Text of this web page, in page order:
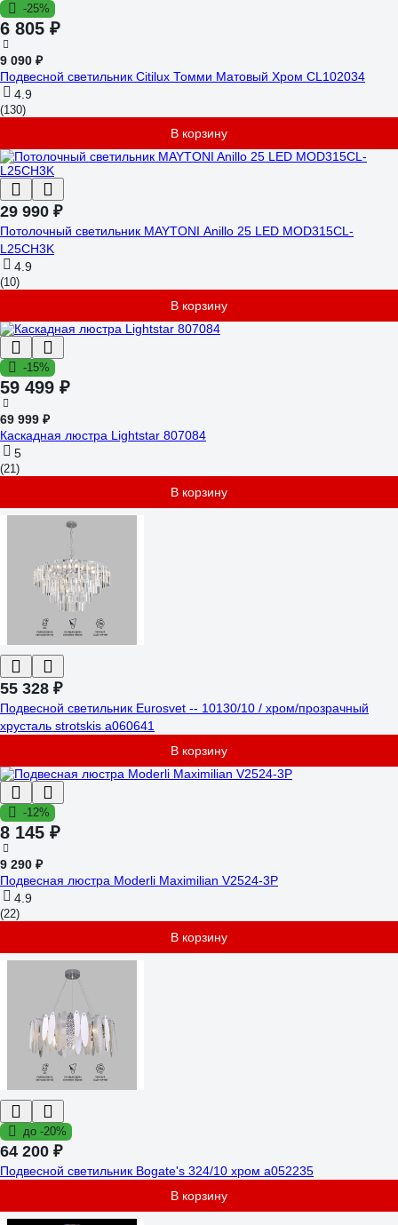
-25%
6 805 ₽
9 090 ₽
Подвесной светильник Citilux Томми Матовый Хром CL102034
4.9
(130)
В корзину
29 990 ₽
Потолочный светильник MAYTONI Anillo 25 LED MOD315CL-
L25CH3K
4.9
(10)
В корзину
-15%
59 499 ₽
69 999 ₽
Каскадная люстра Lightstar 807084
5
(21)
В корзину
55 328 ₽
Подвесной светильник Eurosvet -- 10130/10 / хром/прозрачный
хрусталь strotskis a060641
В корзину
-12%
8 145 ₽
9 290 ₽
Подвесная люстра Moderli Maximilian V2524-3P
4.9
(22)
В корзину
до -20%
64 200 ₽
Подвесной светильник Bogate's 324/10 хром a052235
В корзину